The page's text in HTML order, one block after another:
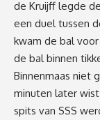
de Kruijff legde
een duel tussen
kwam de bal
de bal binnen
Binnenmaas niet
minuten later
spits van SSS